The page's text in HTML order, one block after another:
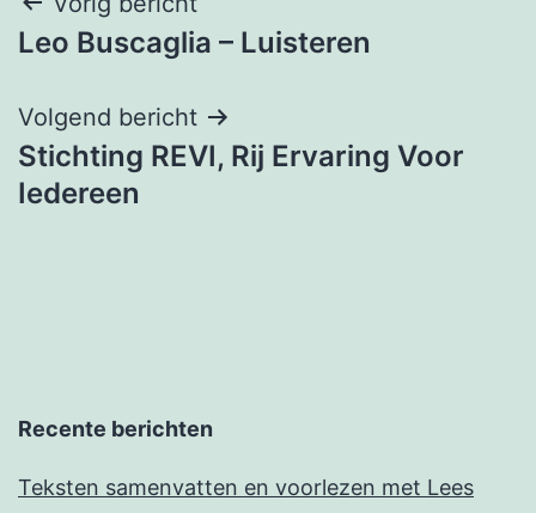
navigatie
Leo Buscaglia – Luisteren
Volgend bericht
Stichting REVI, Rij Ervaring Voor
Iedereen
Recente berichten
Teksten samenvatten en voorlezen met Lees